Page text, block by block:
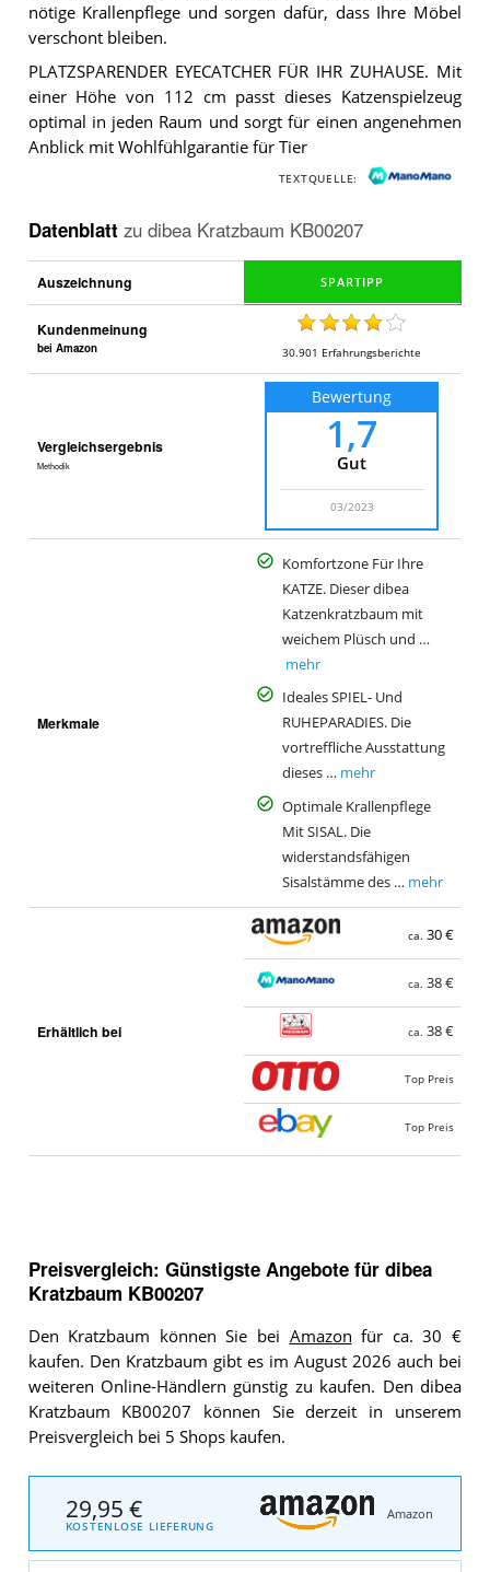
nötige Krallenpflege und sorgen dafür, dass Ihre Möbel
verschont bleiben.
PLATZSPARENDER EYECATCHER FÜR IHR ZUHAUSE. Mit
einer Höhe von 112 cm passt dieses Katzenspielzeug
optimal in jeden Raum und sorgt für einen angenehmen
Anblick mit Wohlfühlgarantie für Tier
TEXTQUELLE:
Datenblatt zu dibea Kratzbaum KB00207
Auszeichnung
Kundenmeinung
bei Amazon 30.901 Erfahrungsberichte
Vergleichsergebnis
Methodik
Bewertung
1,7
Gut
03/2023
Merkmale
Komfortzone Für Ihre
KATZE. Dieser dibea
Katzenkratzbaum mit
weichem Plüsch und …
mehr
Ideales SPIEL- Und
RUHEPARADIES. Die
vortreffliche Ausstattung
dieses … mehr
Optimale Krallenpflege
Mit SISAL. Die
widerstandsfähigen
Sisalstämme des … mehr
Erhältlich bei
ca. 30 €
ca. 38 €
ca. 38 €
Top Preis
Top Preis
Preisvergleich: Günstigste Angebote für dibea
Kratzbaum KB00207
Den Kratzbaum können Sie bei Amazon für ca. 30 €
kaufen. Den Kratzbaum gibt es im August 2026 auch bei
weiteren Online-Händlern günstig zu kaufen. Den dibea
Kratzbaum KB00207 können Sie derzeit in unserem
Preisvergleich bei 5 Shops kaufen.
29,95 €
KOSTENLOSE LIEFERUNG
Amazon